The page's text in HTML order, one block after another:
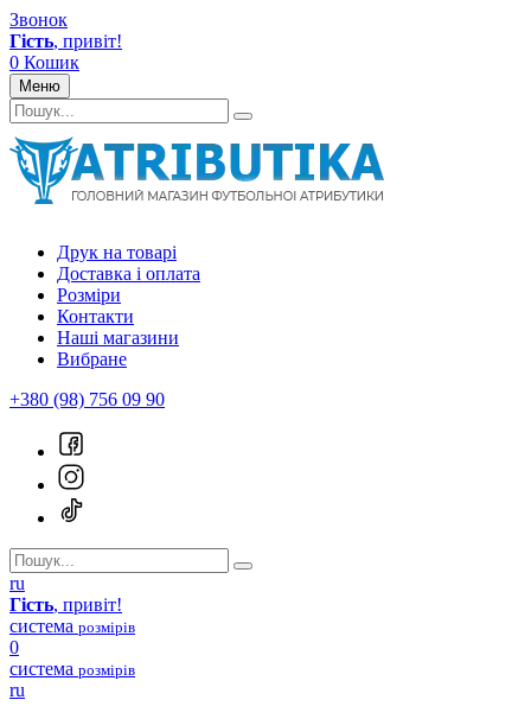
Звонок
Гість, привіт!
0 Кошик
Меню
Друк на товарі
Доставка і оплата
Розміри
Контакти
Наші магазини
Вибране
+380 (98) 756 09 90
ru
Гість, привіт!
система розмірів
0
система розмірів
ru